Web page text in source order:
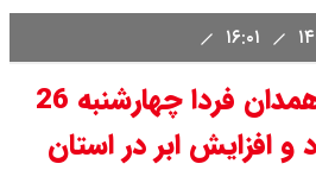
پیش بینی هوای همدان فردا چهارشنبه 26
افزایش ابر در استان